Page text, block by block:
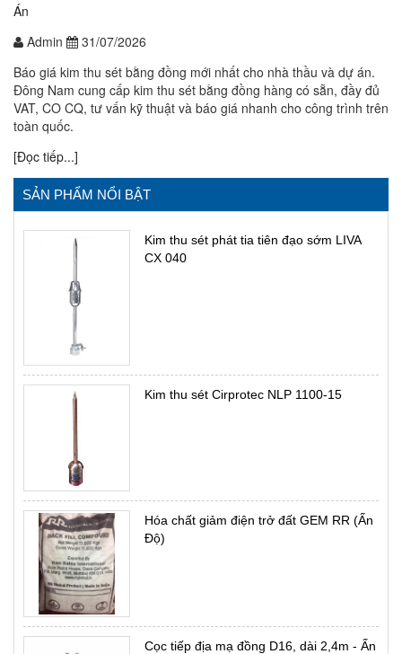
Án
Admin
31/07/2026
Báo giá kim thu sét bằng đồng mới nhất cho nhà thầu và dự án.
Đông Nam cung cấp kim thu sét bằng đồng hàng có sẵn, đầy đủ
VAT, CO CQ, tư vấn kỹ thuật và báo giá nhanh cho công trình trên
toàn quốc.
[Đọc tiếp...]
SẢN PHẨM NỔI BẬT
Kim thu sét phát tia tiên đạo sớm LIVA
CX 040
Kim thu sét Cirprotec NLP 1100-15
Hóa chất giảm điện trở đất GEM RR (Ấn
Độ)
Cọc tiếp địa mạ đồng D16, dài 2,4m - Ấn